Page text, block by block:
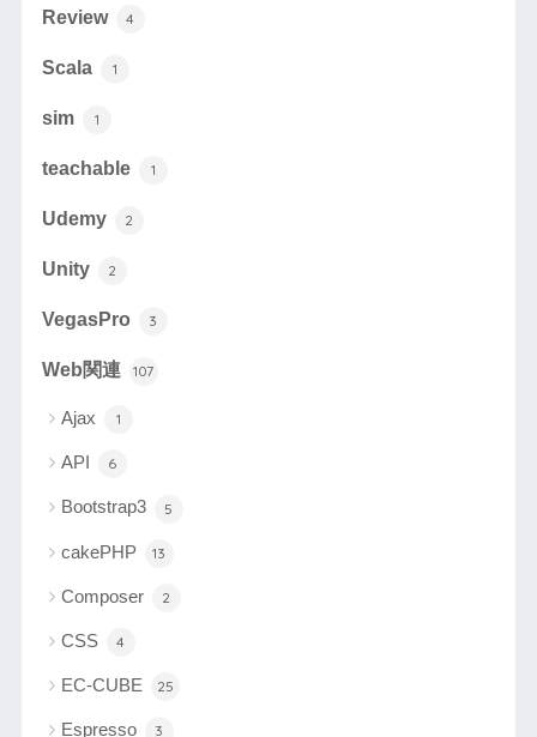
Review 4
Scala 1
sim 1
teachable 1
Udemy 2
Unity 2
VegasPro 3
Web関連 107
Ajax 1
API 6
Bootstrap3 5
cakePHP 13
Composer 2
CSS 4
EC-CUBE 25
Espresso 3